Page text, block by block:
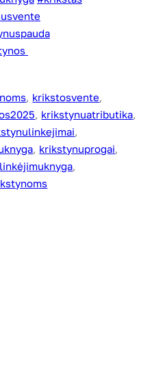
, krikstosvente
, krikstynuatributika
, krikstynuprogai